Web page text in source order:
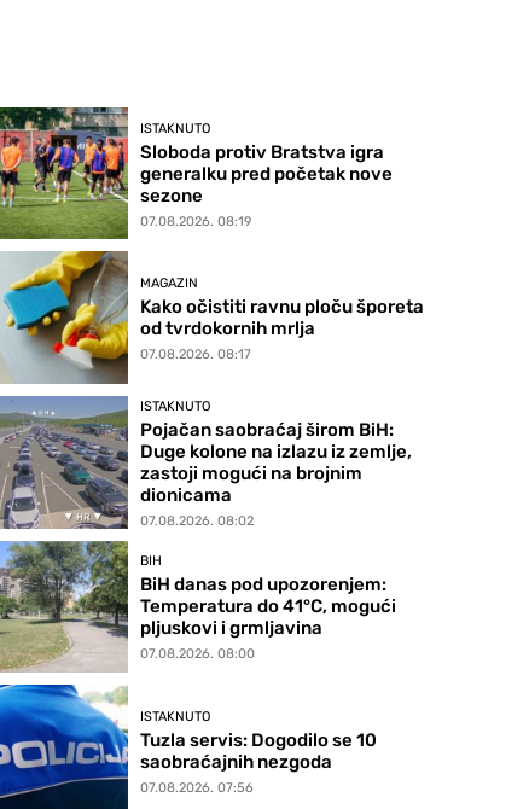
ISTAKNUTO
Sloboda protiv Bratstva igra
generalku pred početak nove
sezone
07.08.2026. 08:19
MAGAZIN
Kako očistiti ravnu ploču šporeta
od tvrdokornih mrlja
07.08.2026. 08:17
ISTAKNUTO
Pojačan saobraćaj širom BiH:
Duge kolone na izlazu iz zemlje,
zastoji mogući na brojnim
dionicama
07.08.2026. 08:02
BIH
BiH danas pod upozorenjem:
Temperatura do 41°C, mogući
pljuskovi i grmljavina
07.08.2026. 08:00
ISTAKNUTO
Tuzla servis: Dogodilo se 10
saobraćajnih nezgoda
07.08.2026. 07:56